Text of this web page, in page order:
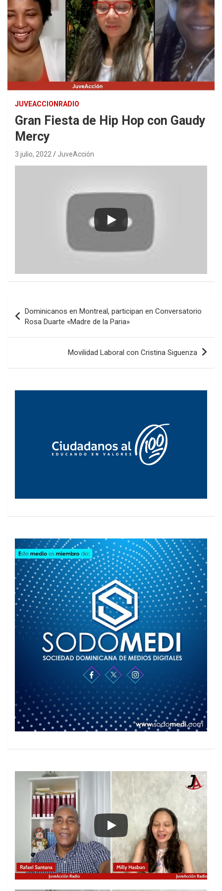
JUVEACCIONRADIO
Gran Fiesta de Hip Hop con Gaudy
Mercy
3 julio, 2022 JuveAcción
de
entradas
Dominicanos en Montreal, participan en Conversatorio
Rosa Duarte «Madre de la Paria»
Movilidad Laboral con Cristina Siguenza